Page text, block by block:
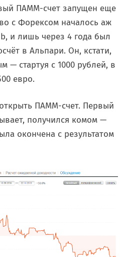
ПАММ-счет запущен еще
с Форексом началось аж
и лишь через 4 года был
в Альпари. Он, кстати,
— стартуя с 1000 рублей, в
евро.
ПАММ-счет. Первый
получился комом —
окончена с результатом